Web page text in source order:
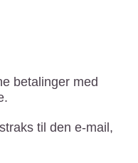
betalinger med
til den e-mail,